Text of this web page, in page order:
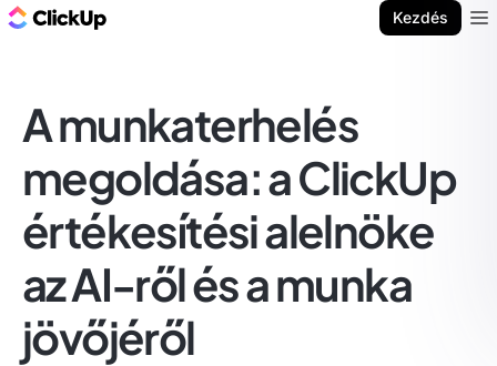
Kezdés
A munkaterhelés
megoldása: a ClickUp
értékesítési alelnöke
az AI-ről és a munka
jövőjéről